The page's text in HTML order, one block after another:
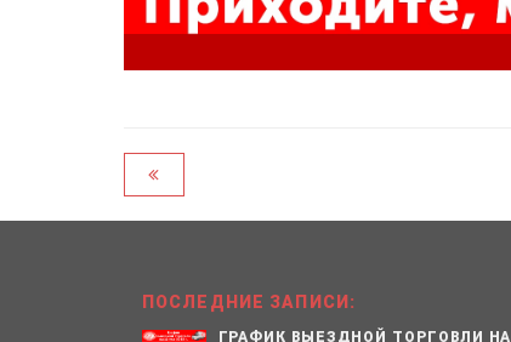
ПОСЛЕДНИЕ ЗАПИСИ:
ГРАФИК ВЫЕЗДНОЙ ТОРГОВЛИ НА